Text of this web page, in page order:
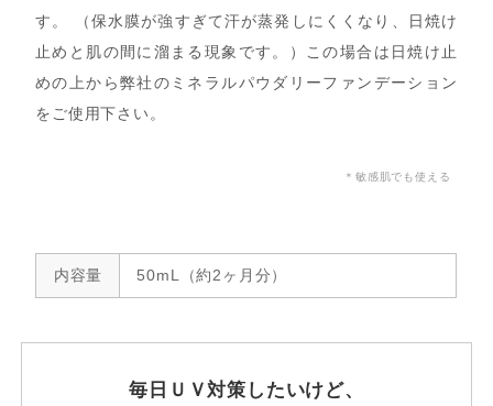
す。 （保水膜が強すぎて汗が蒸発しにくくなり、日焼け
止めと肌の間に溜まる現象です。）この場合は日焼け止
めの上から弊社のミネラルパウダリーファンデーション
をご使用下さい。
＊敏感肌でも使える
内容量 50mL（約2ヶ月分）
毎日ＵＶ対策したいけど、